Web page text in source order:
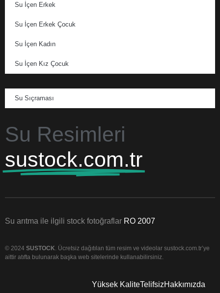
Su İçen Erkek
Su İçen Erkek Çocuk
Su İçen Kadın
Su İçen Kız Çocuk
Su Sıçraması
Su Resimleri
sustock.com.tr
Su arıtma ile ilgili stock fotoğraflar RO 2007
© 2024 SUSTOCK. Ücretsiz dağıtılan tüm resim ve videolar sustock.com.tr’ye
aittir atıfta bulunarak başka web sitelerinde kullanabilirsiniz.
Yüksek KaliteTelifsizHakkımızda